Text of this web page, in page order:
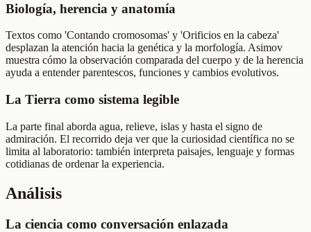
Biología, herencia y anatomía
Textos como 'Contando cromosomas' y 'Orificios en la cabeza'
desplazan la atención hacia la genética y la morfología. Asimov
muestra cómo la observación comparada del cuerpo y de la herencia
ayuda a entender parentescos, funciones y cambios evolutivos.
La Tierra como sistema legible
La parte final aborda agua, relieve, islas y hasta el signo de
admiración. El recorrido deja ver que la curiosidad científica no se
limita al laboratorio: también interpreta paisajes, lenguaje y formas
cotidianas de ordenar la experiencia.
Análisis
La ciencia como conversación enlazada